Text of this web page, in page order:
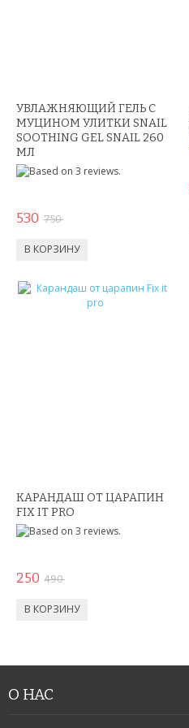
ДЛЯ ДЕВУШЕК
3D СВЕТИЛЬНИКИ
ПОДАРКИ ДЛЯ ДЕВУШЕК
БРЕЛКИ
МУЖСКИЕ ЧАСЫ
ЖЕНСКИЕ ЧАСЫ
УВЛАЖНЯЮЩИЙ ГЕЛЬ С
МУЦИНОМ УЛИТКИ SNAIL
SOOTHING GEL SNAIL 260
МЛ
530 750
КАРАНДАШ ОТ ЦАРАПИН
FIX IT PRO
250 490
О НАС